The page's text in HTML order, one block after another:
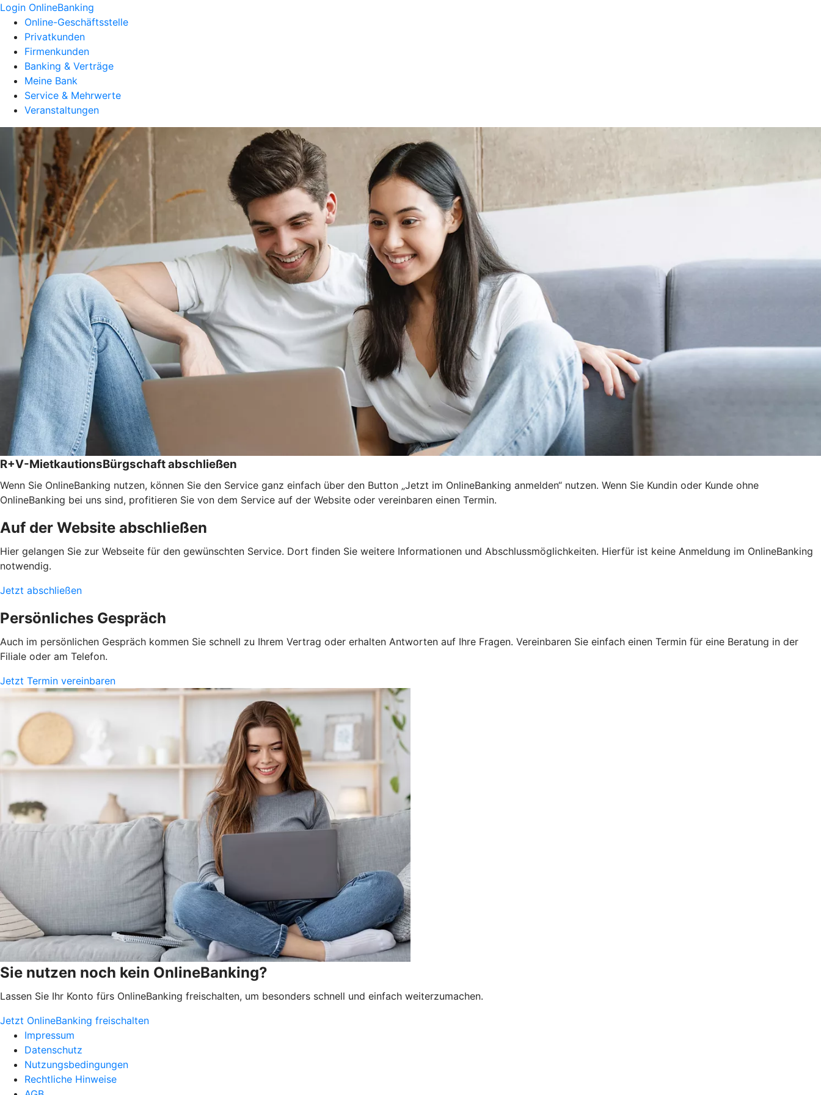
Login OnlineBanking
Online-Geschäftsstelle
Privatkunden
Firmenkunden
Banking & Verträge
Meine Bank
Service & Mehrwerte
Veranstaltungen
R+V-MietkautionsBürgschaft abschließen
Wenn Sie OnlineBanking nutzen, können Sie den Service ganz einfach über den Button „Jetzt im OnlineBanking anmelden“ nutzen. Wenn Sie Kundin oder Kunde ohne
OnlineBanking bei uns sind, profitieren Sie von dem Service auf der Website oder vereinbaren einen Termin.
Auf der Website abschließen
Hier gelangen Sie zur Webseite für den gewünschten Service. Dort finden Sie weitere Informationen und Abschlussmöglichkeiten. Hierfür ist keine Anmeldung im OnlineBanking
notwendig.
Jetzt abschließen
Persönliches Gespräch
Auch im persönlichen Gespräch kommen Sie schnell zu Ihrem Vertrag oder erhalten Antworten auf Ihre Fragen. Vereinbaren Sie einfach einen Termin für eine Beratung in der
Filiale oder am Telefon.
Jetzt Termin vereinbaren
Sie nutzen noch kein OnlineBanking?
Lassen Sie Ihr Konto fürs OnlineBanking freischalten, um besonders schnell und einfach weiterzumachen.
Jetzt OnlineBanking freischalten
Impressum
Datenschutz
Nutzungsbedingungen
Rechtliche Hinweise